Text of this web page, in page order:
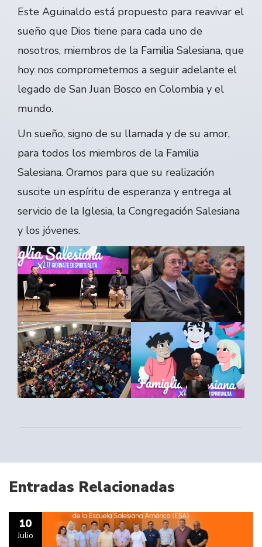
Este Aguinaldo está propuesto para reavivar el
sueño que Dios tiene para cada uno de
nosotros, miembros de la Familia Salesiana, que
hoy nos comprometemos a seguir adelante el
legado de San Juan Bosco en Colombia y el
mundo.
Un sueño, signo de su llamada y de su amor,
para todos los miembros de la Familia
Salesiana. Oramos para que su realización
suscite un espíritu de esperanza y entrega al
servicio de la Iglesia, la Congregación Salesiana
y los jóvenes.
Entradas Relacionadas
10
Julio